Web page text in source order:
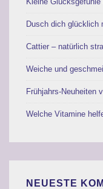
Dusch dich glücklich
Cattier – natürlich
Weiche und
Frühjahrs-Neuheiten
Welche Vitamine
NEUESTE